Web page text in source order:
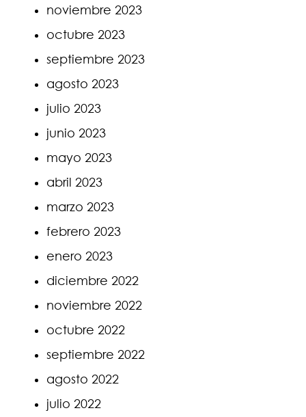
noviembre 2023
octubre 2023
septiembre 2023
agosto 2023
julio 2023
junio 2023
mayo 2023
abril 2023
marzo 2023
febrero 2023
enero 2023
diciembre 2022
noviembre 2022
octubre 2022
septiembre 2022
agosto 2022
julio 2022